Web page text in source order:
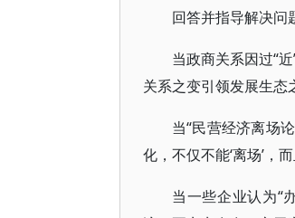
回答并指导解决问
当政商关系因过“
关系之变引领发展生态
当“民营经济离场
化，不仅不能‘离场’，
当一些企业认为“